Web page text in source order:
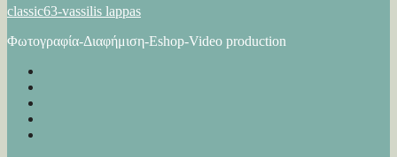
classic63-vassilis lappas
Φωτογραφία-Διαφήμιση-Eshop-Video production